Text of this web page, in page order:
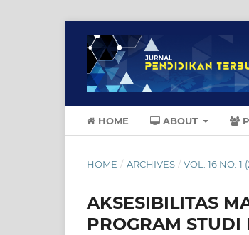
HOME ABOUT
HOME / ARCHIVES / VOL. 16 NO. 1
AKSESIBILITAS
PROGRAM STUDI